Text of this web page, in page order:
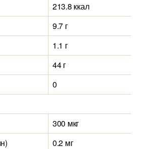
213.8 ккал
9.7 г
1.1 г
44 г
0
300 мкг
0.2 мг